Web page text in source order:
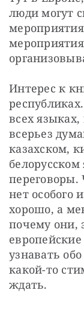
люди могут
Интерес к
всех
всерьез
казахском,
переговоры.
нет особого
хорошо, а
почему они,
узнавать
какой-то
ждать.